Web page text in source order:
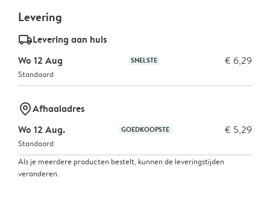
Levering
delivery_standard_v2Levering aan huis
Wo 12 Aug
SNELSTE € 6,29
Standaard
marker-pinAfhaaladres
Wo 12 Aug.
GOEDKOOPSTE € 5,29
Standaard
Als je meerdere producten bestelt, kunnen de leveringstijden
veranderen.